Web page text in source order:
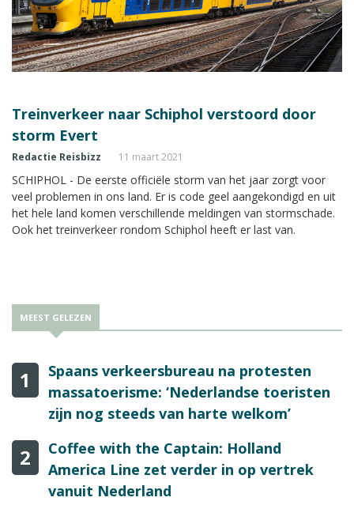
Treinverkeer naar Schiphol verstoord door
storm Evert
Redactie Reisbizz 11 maart 2021
SCHIPHOL - De eerste officiële storm van het jaar zorgt voor
veel problemen in ons land. Er is code geel aangekondigd en uit
het hele land komen verschillende meldingen van stormschade.
Ook het treinverkeer rondom Schiphol heeft er last van.
MEEST GELEZEN
1
Spaans verkeersbureau na protesten
massatoerisme: ‘Nederlandse toeristen
zijn nog steeds van harte welkom’
2
Coffee with the Captain: Holland
America Line zet verder in op vertrek
vanuit Nederland